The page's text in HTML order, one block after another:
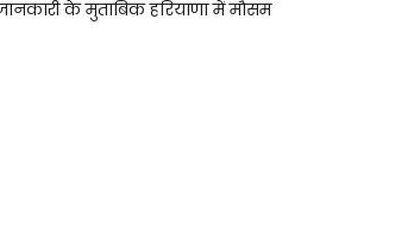
के मुताबिक हरियाणा में मौसम